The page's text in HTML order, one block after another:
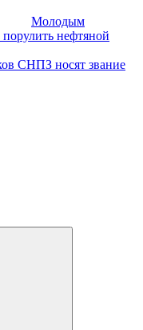
Молодым
нефтяной
СНПЗ носят звание